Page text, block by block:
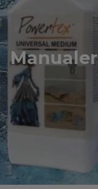
Manualer